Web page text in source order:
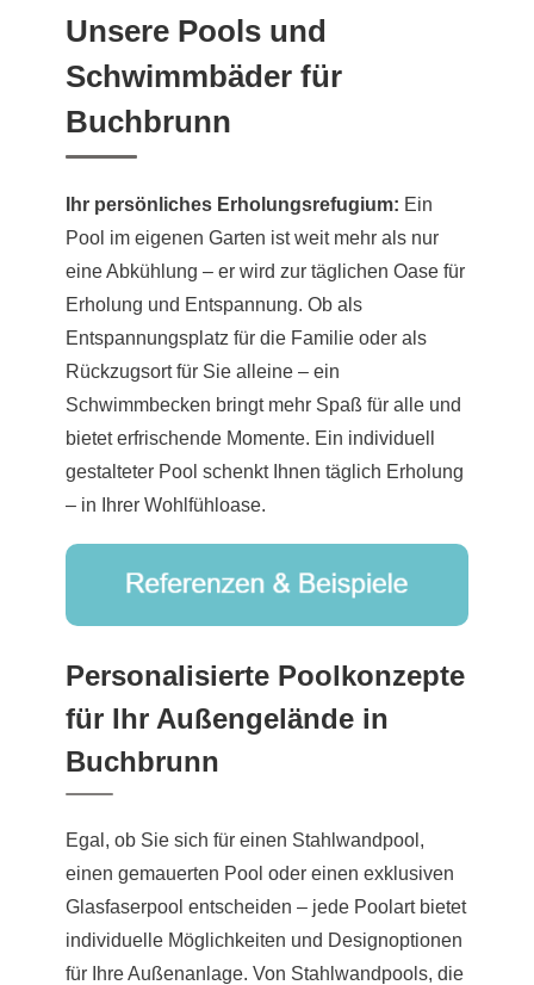
Unsere Pools und
Schwimmbäder für
Buchbrunn
Ihr persönliches Erholungsrefugium: Ein
Pool im eigenen Garten ist weit mehr als nur
eine Abkühlung – er wird zur täglichen Oase für
Erholung und Entspannung. Ob als
Entspannungsplatz für die Familie oder als
Rückzugsort für Sie alleine – ein
Schwimmbecken bringt mehr Spaß für alle und
bietet erfrischende Momente. Ein individuell
gestalteter Pool schenkt Ihnen täglich Erholung
– in Ihrer Wohlfühloase.
Personalisierte Poolkonzepte
für Ihr Außengelände in
Buchbrunn
Egal, ob Sie sich für einen Stahlwandpool,
einen gemauerten Pool oder einen exklusiven
Glasfaserpool entscheiden – jede Poolart bietet
individuelle Möglichkeiten und Designoptionen
für Ihre Außenanlage. Von Stahlwandpools, die